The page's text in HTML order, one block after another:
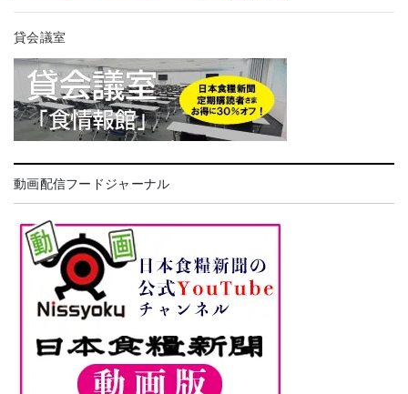
貸会議室
動画配信フードジャーナル